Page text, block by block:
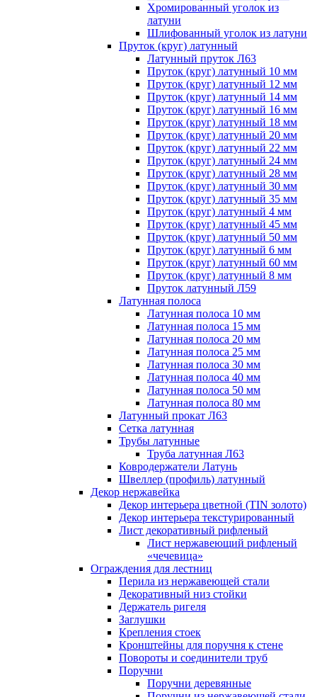
Хромированный уголок из
латуни
Шлифованный уголок из латуни
Пруток (круг) латунный
Латунный пруток Л63
Пруток (круг) латунный 10 мм
Пруток (круг) латунный 12 мм
Пруток (круг) латунный 14 мм
Пруток (круг) латунный 16 мм
Пруток (круг) латунный 18 мм
Пруток (круг) латунный 20 мм
Пруток (круг) латунный 22 мм
Пруток (круг) латунный 24 мм
Пруток (круг) латунный 28 мм
Пруток (круг) латунный 30 мм
Пруток (круг) латунный 35 мм
Пруток (круг) латунный 4 мм
Пруток (круг) латунный 45 мм
Пруток (круг) латунный 50 мм
Пруток (круг) латунный 6 мм
Пруток (круг) латунный 60 мм
Пруток (круг) латунный 8 мм
Пруток латунный Л59
Латунная полоса
Латунная полоса 10 мм
Латунная полоса 15 мм
Латунная полоса 20 мм
Латунная полоса 25 мм
Латунная полоса 30 мм
Латунная полоса 40 мм
Латунная полоса 50 мм
Латунная полоса 80 мм
Латунный прокат Л63
Сетка латунная
Трубы латунные
Труба латунная Л63
Ковродержатели Латунь
Швеллер (профиль) латунный
Декор нержавейка
Декор интерьера цветной (TIN золото)
Декор интерьера текстурированный
Лист декоративный рифленый
Лист нержавеющий рифленый
«чечевица»
Ограждения для лестниц
Перила из нержавеющей стали
Декоративный низ стойки
Держатель ригеля
Заглушки
Крепления стоек
Кронштейны для поручня к стене
Повороты и соединители труб
Поручни
Поручни деревянные